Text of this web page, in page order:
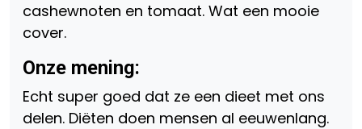
cashewnoten en tomaat. Wat een mooie
cover.
Onze mening:
Echt super goed dat ze een dieet met ons
delen. Diëten doen mensen al eeuwenlang.